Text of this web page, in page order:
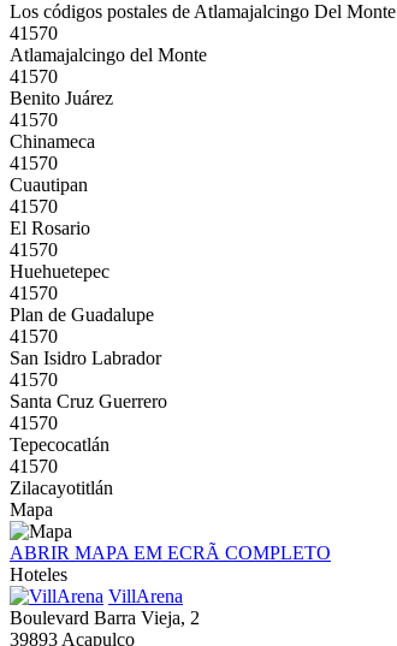
Los códigos postales de Atlamajalcingo Del Monte
41570
Atlamajalcingo del Monte
41570
Benito Juárez
41570
Chinameca
41570
Cuautipan
41570
El Rosario
41570
Huehuetepec
41570
Plan de Guadalupe
41570
San Isidro Labrador
41570
Santa Cruz Guerrero
41570
Tepecocatlán
41570
Zilacayotitlán
Mapa
ABRIR MAPA EM ECRÃ COMPLETO
Hoteles
VillArena
Boulevard Barra Vieja, 2
39893 Acapulco